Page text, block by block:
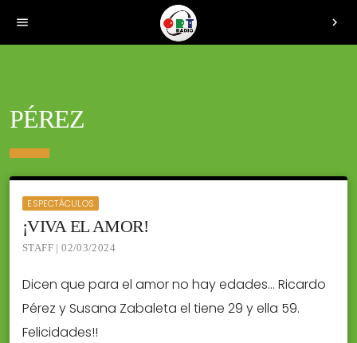
menu chevron_right
PÉREZ
ESPECTÁCULOS
¡VIVA EL AMOR!
STAFF | 02/03/2024
Dicen que para el amor no hay edades… Ricardo
Pérez y Susana Zabaleta el tiene 29 y ella 59.
Felicidades!!